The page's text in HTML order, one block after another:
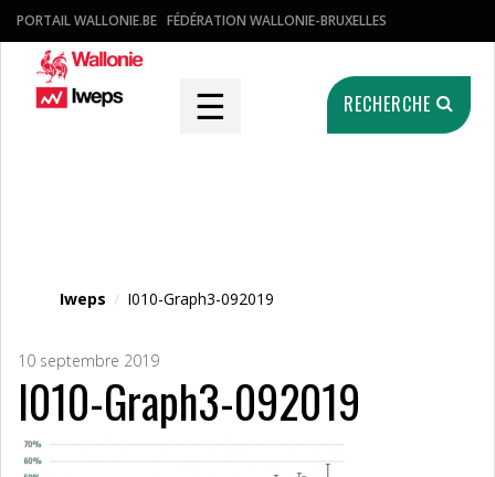
PORTAIL WALLONIE.BE FÉDÉRATION WALLONIE-BRUXELLES
☰ RECHERCHE
Iweps / I010-Graph3-092019
10 septembre 2019
I010-Graph3-092019